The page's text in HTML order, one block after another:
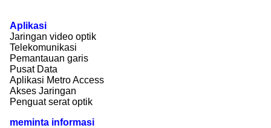
Aplikasi
Jaringan video optik
Telekomunikasi
Pemantauan garis
Pusat Data
Aplikasi Metro Access
Akses Jaringan
Penguat serat optik
meminta informasi